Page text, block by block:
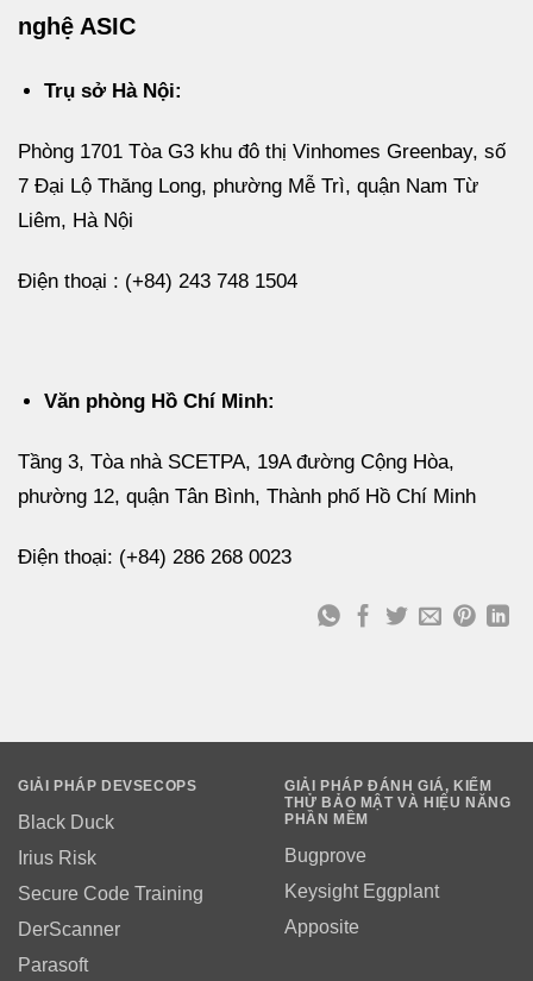
nghệ ASIC
Trụ sở Hà Nội:
Phòng 1701 Tòa G3 khu đô thị Vinhomes Greenbay, số
7 Đại Lộ Thăng Long, phường Mễ Trì, quận Nam Từ
Liêm, Hà Nội
Điện thoại : (+84) 243 748 1504
Văn phòng Hồ Chí Minh:
Tầng 3, Tòa nhà SCETPA, 19A đường Cộng Hòa,
phường 12, quận Tân Bình, Thành phố Hồ Chí Minh
Điện thoại: (+84) 286 268 0023
GIẢI PHÁP DEVSECOPS
Black Duck
Irius Risk
Secure Code Training
DerScanner
Parasoft
GIẢI PHÁP ĐÁNH GIÁ, KIỂM
THỬ BẢO MẬT VÀ HIỆU NĂNG
PHẦN MỀM
Bugprove
Keysight Eggplant
Apposite